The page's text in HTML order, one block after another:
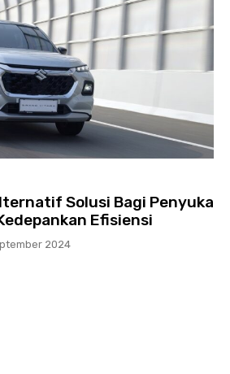
Solusi Bagi Penyuka
Efisiensi
2024